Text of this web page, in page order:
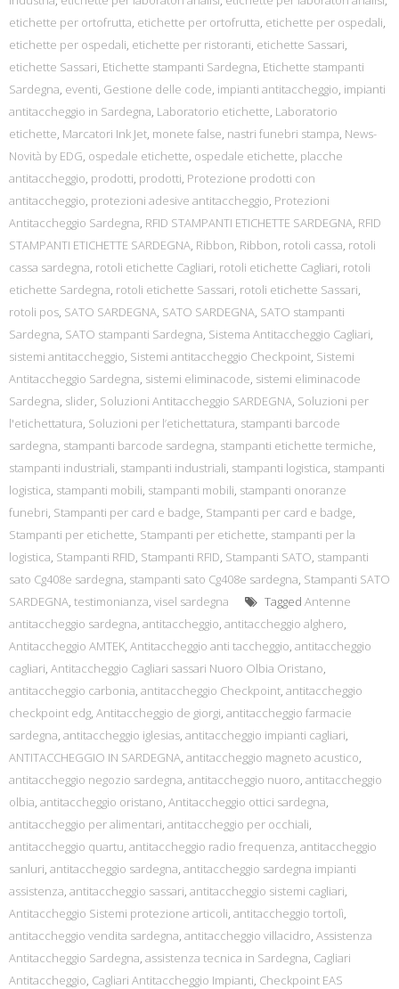
etichette per ortofrutta, etichette per ortofrutta, etichette per ospedali,
etichette per ospedali, etichette per ristoranti, etichette Sassari,
etichette Sassari, Etichette stampanti Sardegna, Etichette stampanti
Sardegna, eventi, Gestione delle code, impianti antitaccheggio, impianti
antitaccheggio in Sardegna, Laboratorio etichette, Laboratorio
etichette, Marcatori Ink Jet, monete false, nastri funebri stampa, News-
Novità by EDG, ospedale etichette, ospedale etichette, placche
antitaccheggio, prodotti, prodotti, Protezione prodotti con
antitaccheggio, protezioni adesive antitaccheggio, Protezioni
Antitaccheggio Sardegna, RFID STAMPANTI ETICHETTE SARDEGNA, RFID
STAMPANTI ETICHETTE SARDEGNA, Ribbon, Ribbon, rotoli cassa, rotoli
cassa sardegna, rotoli etichette Cagliari, rotoli etichette Cagliari, rotoli
etichette Sardegna, rotoli etichette Sassari, rotoli etichette Sassari,
rotoli pos, SATO SARDEGNA, SATO SARDEGNA, SATO stampanti
Sardegna, SATO stampanti Sardegna, Sistema Antitaccheggio Cagliari,
sistemi antitaccheggio, Sistemi antitaccheggio Checkpoint, Sistemi
Antitaccheggio Sardegna, sistemi eliminacode, sistemi eliminacode
Sardegna, slider, Soluzioni Antitaccheggio SARDEGNA, Soluzioni per
l'etichettatura, Soluzioni per l’etichettatura, stampanti barcode
sardegna, stampanti barcode sardegna, stampanti etichette termiche,
stampanti industriali, stampanti industriali, stampanti logistica, stampanti
logistica, stampanti mobili, stampanti mobili, stampanti onoranze
funebri, Stampanti per card e badge, Stampanti per card e badge,
Stampanti per etichette, Stampanti per etichette, stampanti per la
logistica, Stampanti RFID, Stampanti RFID, Stampanti SATO, stampanti
sato Cg408e sardegna, stampanti sato Cg408e sardegna, Stampanti SATO
SARDEGNA, testimonianza, visel sardegna Tagged Antenne
antitaccheggio sardegna, antitaccheggio, antitaccheggio alghero,
Antitaccheggio AMTEK, Antitaccheggio anti taccheggio, antitaccheggio
cagliari, Antitaccheggio Cagliari sassari Nuoro Olbia Oristano,
antitaccheggio carbonia, antitaccheggio Checkpoint, antitaccheggio
checkpoint edg, Antitaccheggio de giorgi, antitaccheggio farmacie
sardegna, antitaccheggio iglesias, antitaccheggio impianti cagliari,
ANTITACCHEGGIO IN SARDEGNA, antitaccheggio magneto acustico,
antitaccheggio negozio sardegna, antitaccheggio nuoro, antitaccheggio
olbia, antitaccheggio oristano, Antitaccheggio ottici sardegna,
antitaccheggio per alimentari, antitaccheggio per occhiali,
antitaccheggio quartu, antitaccheggio radio frequenza, antitaccheggio
sanluri, antitaccheggio sardegna, antitaccheggio sardegna impianti
assistenza, antitaccheggio sassari, antitaccheggio sistemi cagliari,
Antitaccheggio Sistemi protezione articoli, antitaccheggio tortolì,
antitaccheggio vendita sardegna, antitaccheggio villacidro, Assistenza
Antitaccheggio Sardegna, assistenza tecnica in Sardegna, Cagliari
Antitaccheggio, Cagliari Antitaccheggio Impianti, Checkpoint EAS